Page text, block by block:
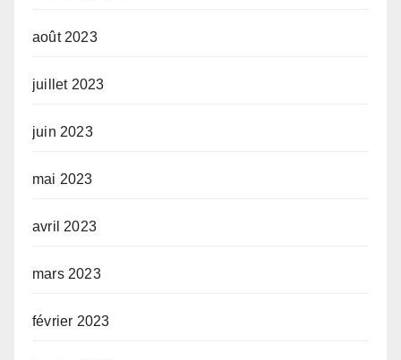
août 2023
juillet 2023
juin 2023
mai 2023
avril 2023
mars 2023
février 2023